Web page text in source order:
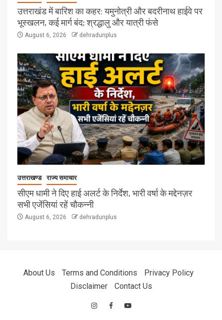
उत्तराखंड में बारिश का कहर: यमुनोत्री और बदरीनाथ हाईवे पर
भूस्खलन, कई मार्ग बंद; श्रद्धालु और यात्री फंसे
August 6, 2026 dehradunplus
उत्तराखण्ड राज्य समाचार
सीएम धामी ने दिए हाई अलर्ट के निर्देश, भारी वर्षा के मद्देनज़र
सभी एजेंसियां रहें चौकन्नी
August 6, 2026 dehradunplus
About Us Terms and Conditions
Privacy Policy
Disclaimer
Contact Us